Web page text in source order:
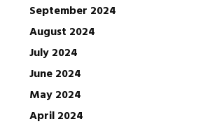
September 2024
August 2024
July 2024
June 2024
May 2024
April 2024